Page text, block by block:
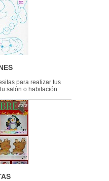
para realizar tus
salón o habitación.